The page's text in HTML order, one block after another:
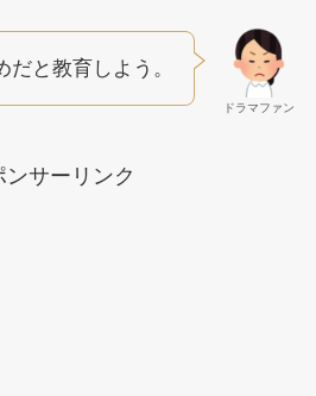
ドラマファン
だと教育しよう。
ンサーリンク